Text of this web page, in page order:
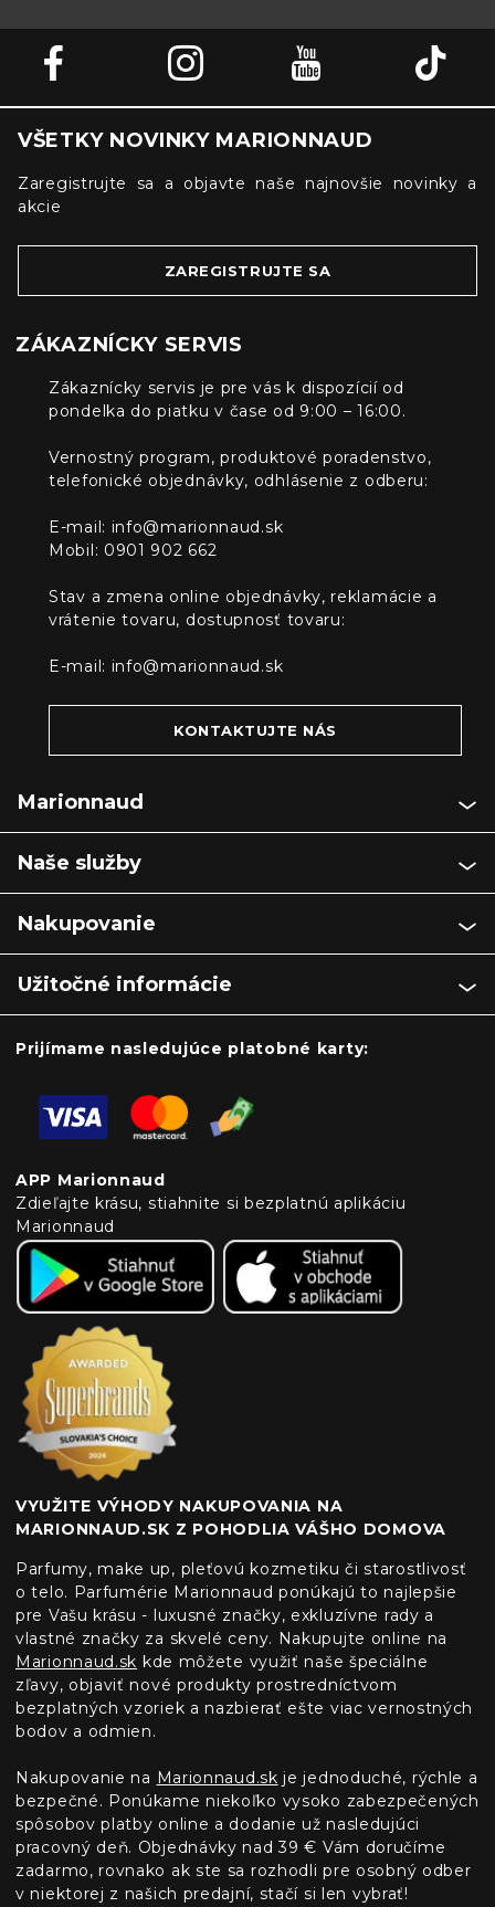
VŠETKY NOVINKY MARIONNAUD
Zaregistrujte sa a objavte naše najnovšie novinky a
akcie
ZAREGISTRUJTE SA
ZÁKAZNÍCKY SERVIS
Zákaznícky servis je pre vás k dispozícií od
pondelka do piatku v čase od 9:00 – 16:00.
Vernostný program, produktové poradenstvo,
telefonické objednávky, odhlásenie z odberu:
E-mail: info@marionnaud.sk
Mobil: 0901 902 662
Stav a zmena online objednávky, reklamácie a
vrátenie tovaru, dostupnosť tovaru:
E-mail: info@marionnaud.sk
KONTAKTUJTE NÁS
Marionnaud
Naše služby
Nakupovanie
Užitočné informácie
Prijímame nasledujúce platobné karty:
APP Marionnaud
Zdieľajte krásu, stiahnite si bezplatnú aplikáciu
Marionnaud
VYUŽITE VÝHODY NAKUPOVANIA NA
MARIONNAUD.SK Z POHODLIA VÁŠHO DOMOVA
Parfumy, make up, pleťovú kozmetiku či starostlivosť
o telo. Parfumérie Marionnaud ponúkajú to najlepšie
pre Vašu krásu - luxusné značky, exkluzívne rady a
vlastné značky za skvelé ceny. Nakupujte online na
Marionnaud.sk kde môžete využiť naše špeciálne
zľavy, objaviť nové produkty prostredníctvom
bezplatných vzoriek a nazbierať ešte viac vernostných
bodov a odmien.
Nakupovanie na Marionnaud.sk je jednoduché, rýchle a
bezpečné. Ponúkame niekoľko vysoko zabezpečených
spôsobov platby online a dodanie už nasledujúci
pracovný deň. Objednávky nad 39 € Vám doručíme
zadarmo, rovnako ak ste sa rozhodli pre osobný odber
v niektorej z našich predajní, stačí si len vybrať!